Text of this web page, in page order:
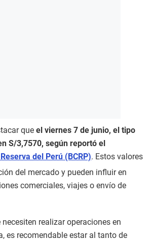
que el viernes 7 de junio, el tipo
S/3,7570, según reportó el
del Perú (BCRP). Estos valores
del mercado y pueden influir en
comerciales, viajes o envío de
realizar operaciones en
es recomendable estar al tanto de